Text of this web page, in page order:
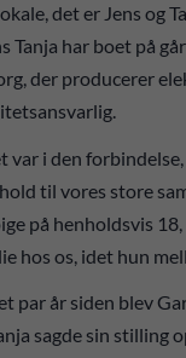
det er Jens og
Tanja har boet på
der producerer
var i den
til vores store
på henholdsvis
hos os, idet hun
par år siden blev
sagde sin stilling